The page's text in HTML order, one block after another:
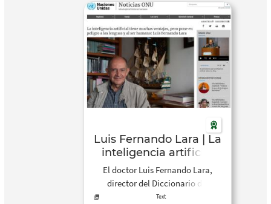
Luis Fernando Lara | La
inteligencia artificial
tiene muchas ventajas,
pero pone en peligro a
las lenguas y al ser
El doctor Luis Fernando Lara,
director del Diccionario del
Español de México, llama a no
Text